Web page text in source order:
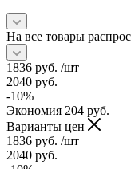
На все товары
1836 руб. /шт
2040 руб.
-10%
Экономия 204 руб.
Варианты цен
1836 руб. /шт
2040 руб.